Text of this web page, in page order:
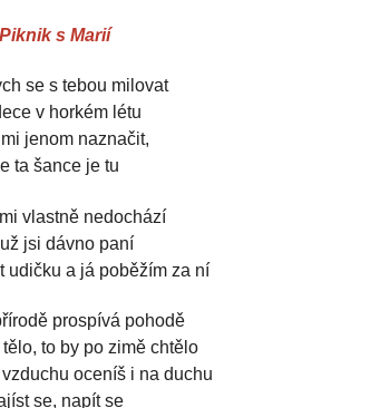
Piknik s Marií
se s tebou milovat
v horkém létu
jenom naznačit,
ta šance je tu
vlastně nedochází
jsi dávno paní
udičku a já poběžím za ní
prospívá pohodě
to by po zimě chtělo
oceníš i na duchu
se, napít se